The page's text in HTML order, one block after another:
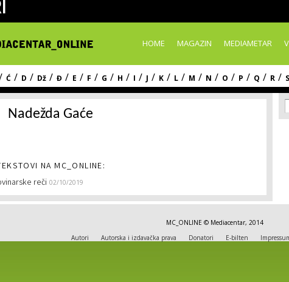
content
HOME MAGAZIN MEDIAMETAR
Ć / D / Dž / Đ / E / F / G / H / I / J / K / L / M / N / O / P / Q / R / S
Nadežda Gaće
NA MC_ONLINE:
reči 02/10/2019
MC_ONLINE © Mediacentar, 2014
Autori
Autorska i izdavačka prava Donatori E-bilten